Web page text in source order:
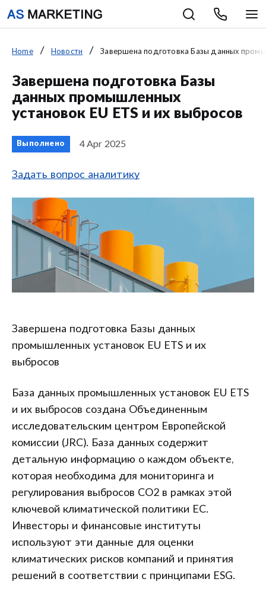
Home Новости Завершена подготовка Базы данных
Завершена подготовка Базы
данных промышленных
установок EU ETS и их выбросов
Выполнено 4 Apr 2025
Задать вопрос аналитику
Завершена подготовка Базы данных
промышленных установок EU ETS и их
выбросов
База данных промышленных установок EU ETS
и их выбросов создана Объединенным
исследовательским центром Европейской
комиссии (JRC). База данных содержит
детальную информацию о каждом объекте,
которая необходима для мониторинга и
регулирования выбросов CO2 в рамках этой
ключевой климатической политики ЕС.
Инвесторы и финансовые институты
используют эти данные для оценки
климатических рисков компаний и принятия
решений в соответствии с принципами ESG.